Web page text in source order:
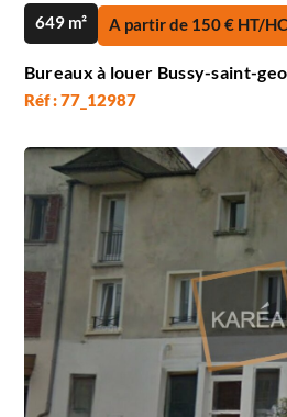
649 m² A partir de 150 € HT/
Bureaux à louer Bussy-saint-
Réf : 77_12987